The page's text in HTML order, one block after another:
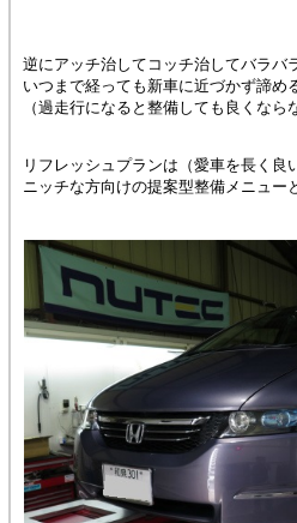
逆にアッチ治してコッチ治してバラバ
いつまで経っても新車に近づかず諦め
（過走行になると整備しても良くな
リフレッシュプランは（愛車を長く良
ニッチな方向けの提案型整備メニュー